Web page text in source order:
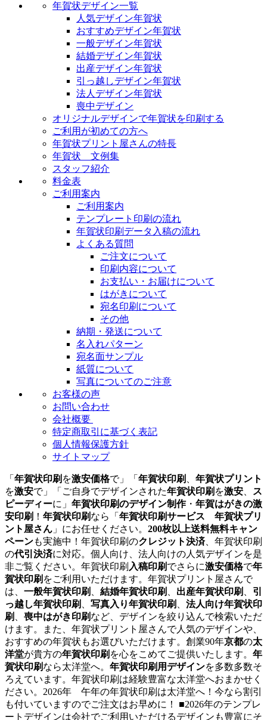
年賀状デザイン一覧
人気デザイン年賀状
おすすめデザイン年賀状
一般デザイン年賀状
結婚デザイン年賀状
出産デザイン年賀状
引っ越しデザイン年賀状
法人デザイン年賀状
喪中デザイン
オリジナルデザインで年賀状を印刷する
ご利用が初めての方へ
年賀状プリント屋さんの特長
年賀状 文例集
スタッフ紹介
料金表
ご利用案内
ご利用案内
テンプレート印刷の流れ
年賀状印刷データ入稿の流れ
よくある質問
ご注文について
印刷内容について
お支払い・お届けについて
はがきについて
宛名印刷について
その他
納期・発送について
名入れパターン
宛名面サンプル
紙質について
写真についてのご注意
お客様の声
お問い合わせ
会社概要
特定商取引に基づく表記
個人情報保護方針
サイトマップ
「 年賀状印刷 を激安価格で」「 年賀状印刷
年賀状プリント
を激安で」「ご自身でデザインされた年賀状印刷 を激安
ス
ピーディーに」 年賀状印刷のデザイン制作・ 年賀はがきの激
安印刷 ！ 年賀状印刷 なら「 年賀状印刷サービス 年賀状プリ
ント屋さん 」にお任せください。 200枚以上送料無料キャン
ペーンも実施中！年賀状印刷のクレジット決済、年賀状印刷
の代引決済に対応。個人向け、法人向けの人気デザインを是
非ご覧ください。年賀状印刷 入稿印刷 でさらに激安価格で年
賀状印刷 をご利用いただけます。年賀状プリント屋さんで
は、 一般年賀状印刷 結婚年賀状印刷 出産年賀状印刷
引
っ越し年賀状印刷
写真入り年賀状印刷
法人向け年賀状印
刷
喪中はがき印刷 など、デザインを絞り込んで検索いただ
けます。また、年賀状プリント屋さんで人気のデザインや、
おすすめの年賀状もお選びいただけます。創業90年京都の太
洋堂が貴方の年賀状印刷 を心をこめてご提供いたします。 年
賀状印刷 なら太洋堂へ。 年賀状印刷用デザインを多数多数そ
ろえています。年賀状印刷は経験豊富な太洋堂へおまかせく
ださい。2026年 午年の年賀状印刷は太洋堂へ！今なら割引
も付いていますのでご注文はお早めに！ ■2026年のテンプレ
ートデザインは会社でご利用いただけるデザインも豊富にそ